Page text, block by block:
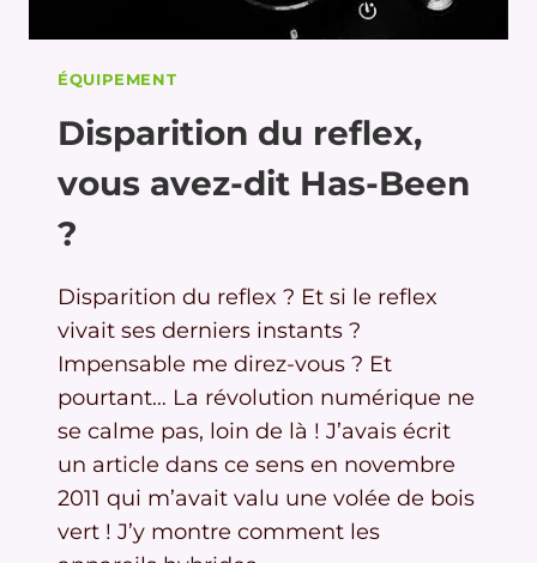
ÉQUIPEMENT
Disparition du reflex,
vous avez-dit Has-Been
?
Disparition du reflex ? Et si le reflex
vivait ses derniers instants ?
Impensable me direz-vous ? Et
pourtant… La révolution numérique ne
se calme pas, loin de là ! J’avais écrit
un article dans ce sens en novembre
2011 qui m’avait valu une volée de bois
vert ! J’y montre comment les